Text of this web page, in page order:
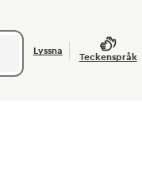
Lyssna
Teckenspråk